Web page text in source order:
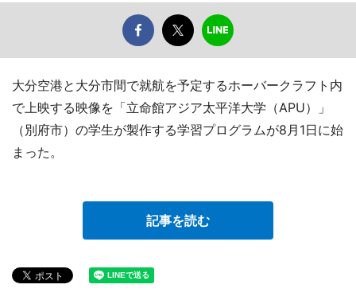
大分空港と大分市間で就航を予定するホーバークラフト内
で上映する映像を「立命館アジア太平洋大学（APU）」
（別府市）の学生が製作する学習プログラムが8月1日に始
まった。
記事を読む